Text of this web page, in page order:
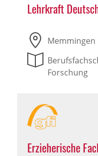
Lehrkraft
Memmingen
Forschung
Erzieherische